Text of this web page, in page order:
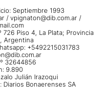
Septiembre 1993
/ vpignaton@dib.com.ar /
Piso 4, La Plata; Provincia
Argentina
+5492215031783
32644856
9.890
Julián Irazoqui
Bonaerenses SA